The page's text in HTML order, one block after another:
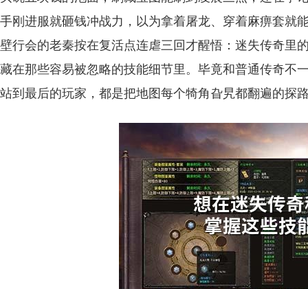
手刚进服就砸钱冲战力，以为拿着屠龙、穿着麻痹套就
壁行会的老秦按在复活点连虐三回才醒悟：迷失传奇里
藏在那些容易被忽略的技能细节里。毕竟和普通传奇不
站到最后的玩家，都是把地图每个犄角旮旯都翻遍的探